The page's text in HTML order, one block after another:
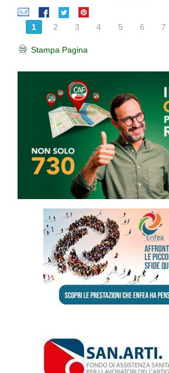
1 2 3 4 5 6 7
Stampa Pagina